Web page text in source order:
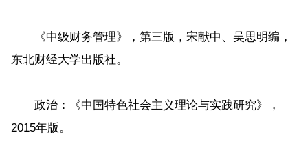
《中级财务管理》，第三版，宋献中、吴思明编，
东北财经大学出版社。
政治：《中国特色社会主义理论与实践研究》，
2015年版。